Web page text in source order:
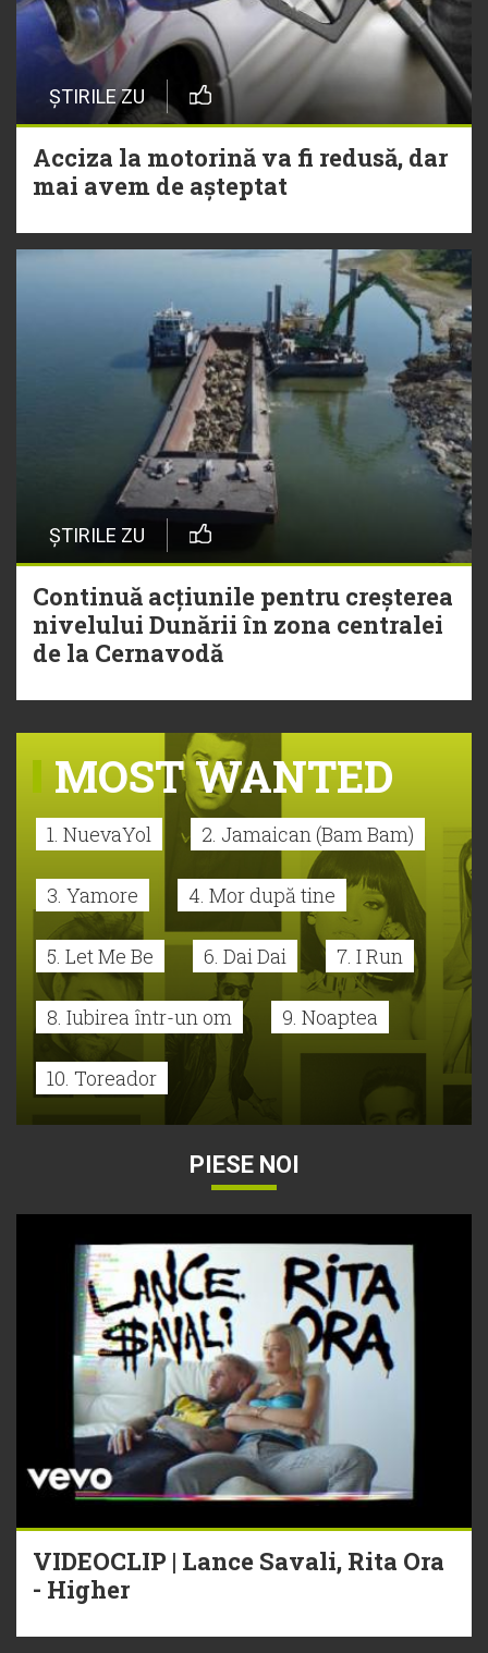
ȘTIRILE ZU
Acciza la motorină va fi redusă, dar
mai avem de așteptat
ȘTIRILE ZU
Continuă acțiunile pentru creșterea
nivelului Dunării în zona centralei
de la Cernavodă
MOST WANTED
1. NuevaYol 2. Jamaican (Bam Bam)
3. Yamore 4. Mor după tine
5. Let Me Be 6. Dai Dai 7. I Run
8. Iubirea într-un om 9. Noaptea
10. Toreador
PIESE NOI
VIDEOCLIP | Lance Savali, Rita Ora
- Higher